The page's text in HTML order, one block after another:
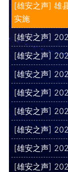
[雄安之声] 雄
实施
[雄安之声]
[雄安之声]
[雄安之声]
[雄安之声]
[雄安之声]
[雄安之声]
[雄安之声]
[雄安之声]